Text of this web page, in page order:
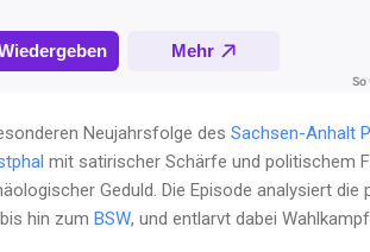
Neujahrsfolge des Sachsen-Anhalt
mit satirischer Schärfe und politischem
Geduld. Die Episode analysiert
bis hin zum BSW, und entlarvt dabei